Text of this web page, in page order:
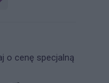
o cenę specjalną